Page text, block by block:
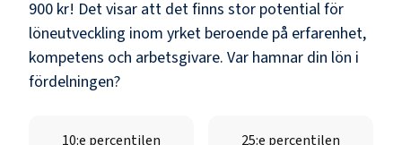
900 kr! Det visar att det finns stor potential för
löneutveckling inom yrket beroende på erfarenhet,
kompetens och arbetsgivare. Var hamnar din lön i
fördelningen?
10:e percentilen 25:e percentilen